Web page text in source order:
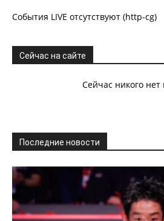
События LIVE отсутствуют (http-cg)
Сейчас на сайте
Сейчас никого нет
Последние новости